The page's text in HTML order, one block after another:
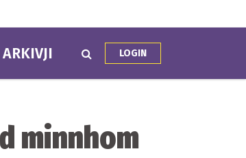
ARKIVJI LOGIN
minnhom